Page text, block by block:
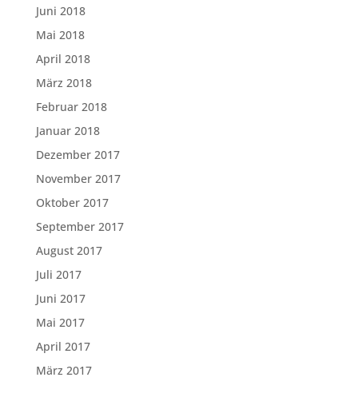
Juni 2018
Mai 2018
April 2018
März 2018
Februar 2018
Januar 2018
Dezember 2017
November 2017
Oktober 2017
September 2017
August 2017
Juli 2017
Juni 2017
Mai 2017
April 2017
März 2017